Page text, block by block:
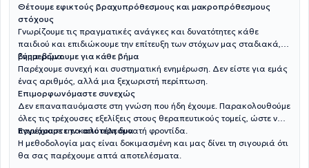
Θέτουμε εφικτούς βραχυπρόθεσμους και μακροπρόθεσμους
στόχους
Γνωρίζουμε τις πραγματικές ανάγκες και δυνατότητες κάθε
παιδιού και επιδιώκουμε την επίτευξη των στόχων μας σταδιακά,
βήμα-βήμα.
Ενημερώνουμε για κάθε βήμα
Παρέχουμε συνεχή και συστηματική ενημέρωση. Δεν είστε για εμάς
ένας αριθμός, αλλά μια ξεχωριστή περίπτωση.
Επιμορφωνόμαστε συνεχώς
Δεν επαναπαυόμαστε στη γνώση που ήδη έχουμε. Παρακολουθούμε
όλες τις τρέχουσες εξελίξεις στους θεραπευτικούς τομείς, ώστε να
παρέχουμε την καλύτερη δυνατή φροντίδα.
Εγγυόμαστε το αποτέλεσμα
Η μεθοδολογία μας είναι δοκιμασμένη και μας δίνει τη σιγουριά ότι
θα σας παρέχουμε απτά αποτελέσματα.